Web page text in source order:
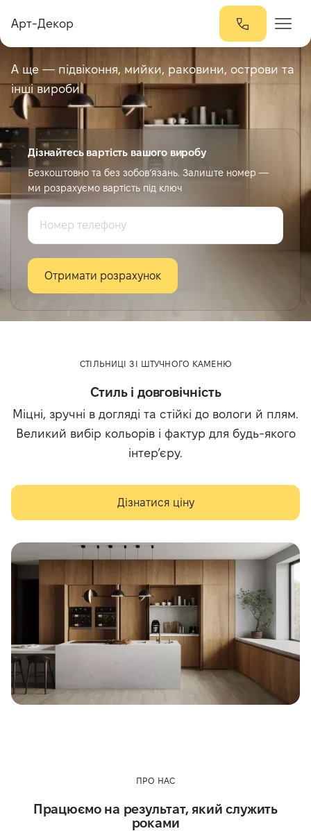
Арт-Декор.
Стільниці зі штучного
каменю
А ще — підвіконня, мийки, раковини, острови та
інші вироби
Дізнайтесь вартість вашого виробу
Безкоштовно та без зобов’язань. Залиште номер —
ми розрахуємо вартість під ключ
СТІЛЬНИЦІ ЗІ ШТУЧНОГО КАМЕНЮ
Стиль і довговічність
Міцні, зручні в догляді та стійкі до вологи й плям.
Великий вибір кольорів і фактур для будь-якого
інтер’єру.
Дізнатися ціну
ПРО НАС
Працюємо на результат, який служить
роками